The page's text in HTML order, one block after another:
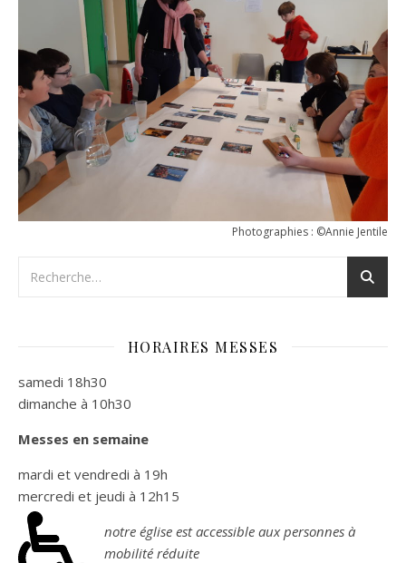
Photographies : ©Annie Jentile
HORAIRES MESSES
samedi 18h30
dimanche à 10h30
Messes en semaine
mardi et vendredi à 19h
mercredi et jeudi à 12h15
notre église est accessible aux personnes à
mobilité réduite